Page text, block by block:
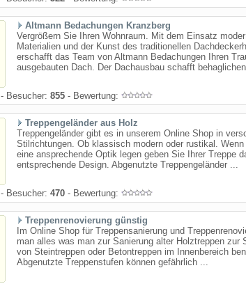
Altmann Bedachungen Kranzberg
Vergrößern Sie Ihren Wohnraum. Mit dem Einsatz
Materialien und der Kunst des traditionellen
erschafft das Team von Altmann Bedachungen Ihren
ausgebauten Dach. Der Dachausbau schafft
- Besucher: 855 - Bewertung:
Treppengeländer aus Holz
Treppengeländer gibt es in unserem Online Shop in
Stilrichtungen. Ob klassisch modern oder rustikal.
eine ansprechende Optik legen geben Sie Ihrer Treppe
entsprechende Design. Abgenutzte Treppengeländer ...
- Besucher: 470 - Bewertung:
Treppenrenovierung günstig
Im Online Shop für Treppensanierung und
man alles was man zur Sanierung alter Holztreppen zur
von Steintreppen oder Betontreppen im Innenbereich
Abgenutzte Treppenstufen können gefährlich ...